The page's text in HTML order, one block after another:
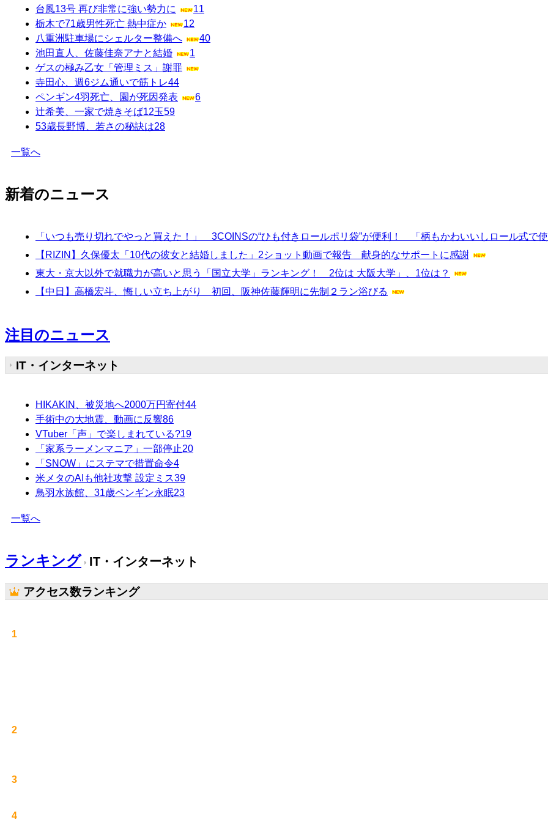
台風13号 再び非常に強い勢力に
11
栃木で71歳男性死亡 熱中症か
12
八重洲駐車場にシェルター整備へ
40
池田直人、佐藤佳奈アナと結婚
1
ゲスの極み乙女「管理ミス」謝罪
寺田心、週6ジム通いで筋トレ44
ペンギン4羽死亡、園が死因発表
6
辻希美、一家で焼きそば12玉59
53歳長野博、若さの秘訣は28
一覧へ
新着のニュース
「いつも売り切れでやっと買えた！」 3COINSの“ひも付きロールポリ袋”が便利！ 「柄もかわいいしロール式で
【RIZIN】久保優太「10代の彼女と結婚しました」2ショット動画で報告 献身的なサポートに感謝
東大・京大以外で就職力が高いと思う「国立大学」ランキング！ 2位は 大阪大学」、1位は？
【中日】高橋宏斗、悔しい立ち上がり 初回、阪神佐藤輝明に先制２ラン浴びる
注目のニュース
IT・インターネット
HIKAKIN、被災地へ2000万円寄付44
手術中の大地震、動画に反響86
VTuber「声」で楽しまれている?19
「家系ラーメンマニア」一部停止20
「SNOW」にステマで措置命令4
米メタのAIも他社攻撃 設定ミス39
鳥羽水族館、31歳ペンギン永眠23
一覧へ
ランキング IT・インターネット
アクセス数ランキング
1
2
3
4